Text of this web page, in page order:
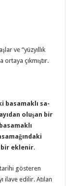
ve “yüzyıllık
ortaya çıkmıştır.
basamaklı sa­
oluşan bir
bir eklenir.
gösteren
ilave edilir. Atılan